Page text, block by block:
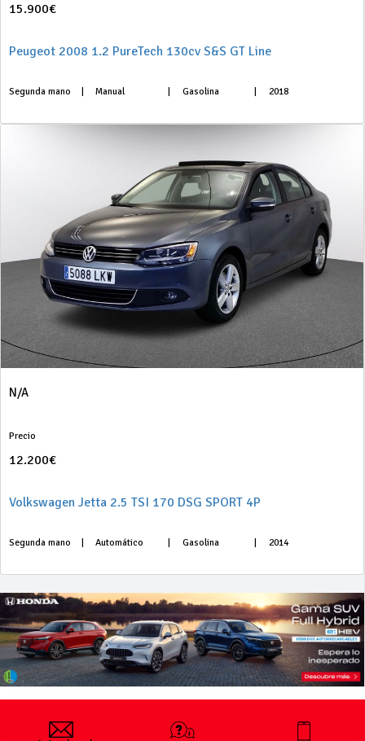
15.900€
Peugeot 2008 1.2 PureTech 130cv S&S GT Line
Segunda mano Manual Gasolina 2018
N/A
Precio
12.200€
Volkswagen Jetta 2.5 TSI 170 DSG SPORT 4P
Segunda mano Automático Gasolina 2014